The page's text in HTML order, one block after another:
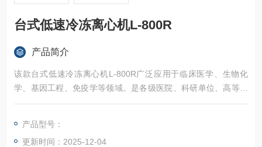
台式低速冷冻离心机L-800R
产品简介
该款台式低速冷冻离心机L-800R广泛应用于临床医学、生物化
学、基因工程、免疫学等领域。是各级医院、科研单位、高等院
校用于离心分离的*仪器。
产品型号：
更新时间：2025-12-04